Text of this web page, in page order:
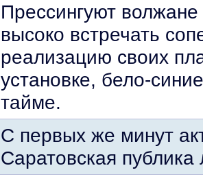
Прессингуют
высоко встречать
реализацию своих
установке, бело-
тайме.
С первых же минут
Саратовская